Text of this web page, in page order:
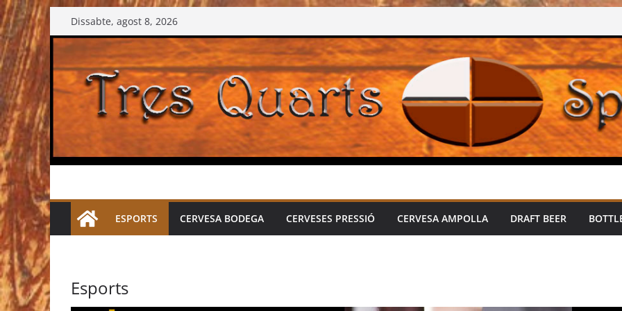
to
content
Dissabte, agost 8, 2026
ESPORTS CERVESA BODEGA CERVESES PRESSIÓ CERVESA AMPOLLA DRAFT BEER
Esports